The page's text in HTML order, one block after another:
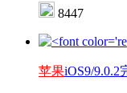
8447
苹果iOS9/9.0.2